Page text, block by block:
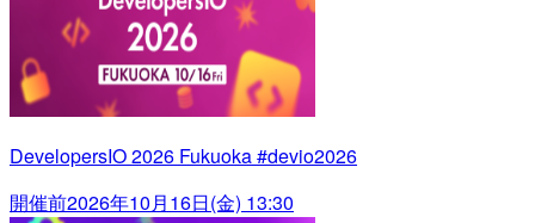
DevelopersIO 2026 Fukuoka #devio2026
開催前2026年10月16日(金) 13:30